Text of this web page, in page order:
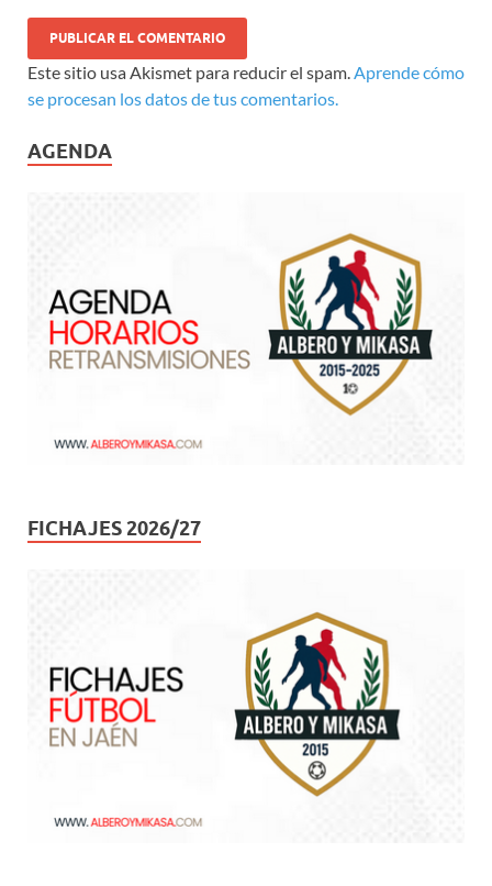
Este sitio usa Akismet para reducir el spam. Aprende cómo
se procesan los datos de tus comentarios.
AGENDA
FICHAJES 2026/27